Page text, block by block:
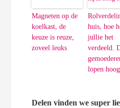
Magneten op de
koelkast, de
keuze is reuze,
zoveel leuks
huis, hoe
jullie het
verdeeld.
lopen
Delen vinden we super